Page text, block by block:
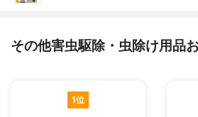
その他害虫駆除・虫除け用品
1位